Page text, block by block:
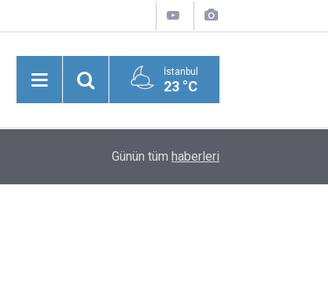
İstanbul
23 °C
Yaralılar Olduğu Bildirildi
Günün tüm haberleri